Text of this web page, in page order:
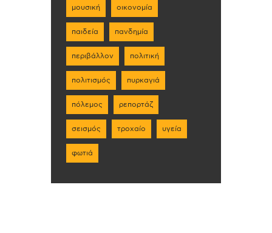
μουσική οικονομία
παιδεία πανδημία
περιβάλλον πολιτική
πολιτισμός πυρκαγιά
πόλεμος ρεπορτάζ
σεισμός τροχαίο υγεία
φωτιά